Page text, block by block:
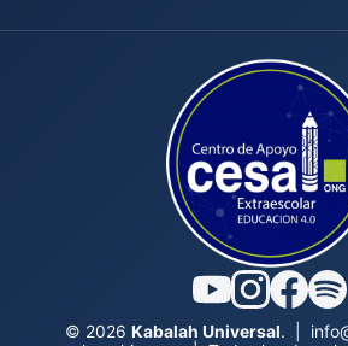
© 2026 Kabalah Universal.